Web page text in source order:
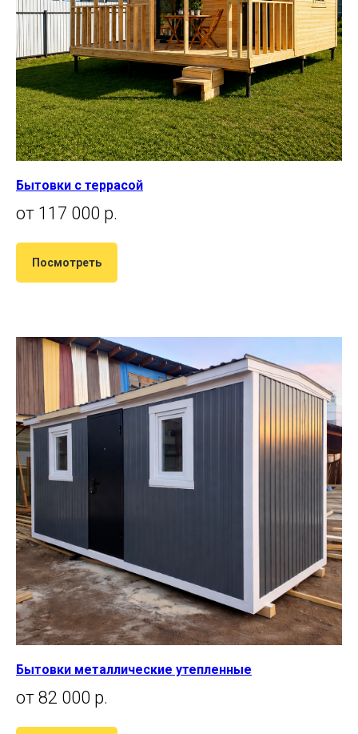
Бытовки с террасой
от 117 000 р.
Посмотреть
Бытовки металлические утепленные
от 82 000 р.